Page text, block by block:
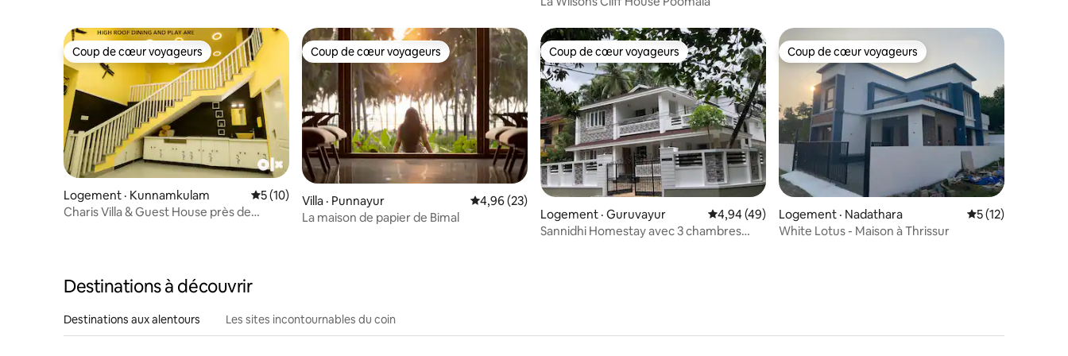
Coup de cœur voyageurs
Coup de cœur voyageurs
Logement · Kunnamkulam Note moyenne de 5 sur 5, 10 commentaires
5 (10)
Charis Villa & Guest House près de
Coup de cœur voyageurs
Coup de cœur voyageurs
Villa · Punnayur Note moyenne de 4,96 sur 5, 23 commentaires
4,96 (23)
La maison de papier de Bimal
Coup de cœur voyageurs
Coup de cœur voyageurs
Logement · Guruvayur Note moyenne de 4,94 sur 5, 49 commentaires
4,94 (49)
Sannidhi Homestay avec 3 chambres
Coup de cœur voyageurs
Coup de cœur voyageurs
Logement · Nadathara Note moyenne
5 (12)
White Lotus - Maison à Thrissur
Destinations à découvrir
Destinations aux alentours Les sites incontournables du coin